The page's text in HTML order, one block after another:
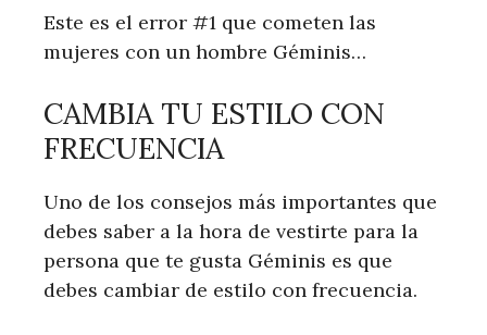
Este es el error #1 que cometen las
mujeres con un hombre Géminis…
CAMBIA TU ESTILO CON
FRECUENCIA
Uno de los consejos más importantes que
debes saber a la hora de vestirte para la
persona que te gusta Géminis es que
debes cambiar de estilo con frecuencia.